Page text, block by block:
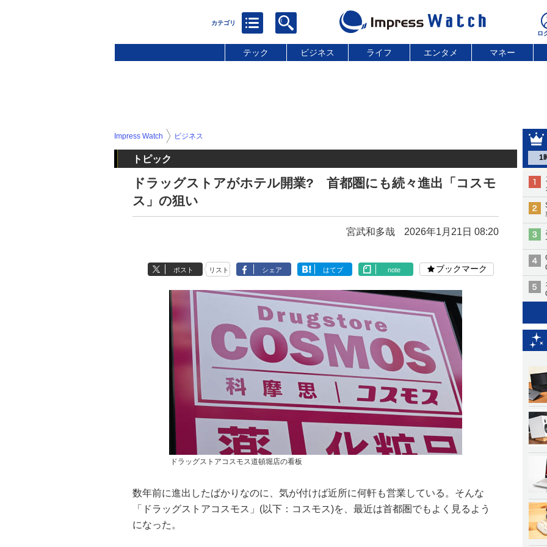
テック ビジネス ライフ エンタメ マネー
1
Impress Watch ビジネス
トピック
ドラッグストアがホテル開業? 首都圏にも続々進出「コスモ
ス」の狙い
宮武和多哉 2026年1月21日 08:20
ポスト リスト シェア はてブ note ブックマーク
ドラッグストアコスモス道頓堀店の看板
数年前に進出したばかりなのに、気が付けば近所に何軒も営業している。そんな
「ドラッグストアコスモス」(以下：コスモス)を、最近は首都圏でもよく見るよう
になった。